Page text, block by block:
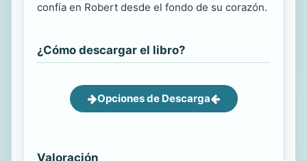
confía en Robert desde el fondo de su corazón.
¿Cómo descargar el libro?
Opciones de Descarga
Valoración